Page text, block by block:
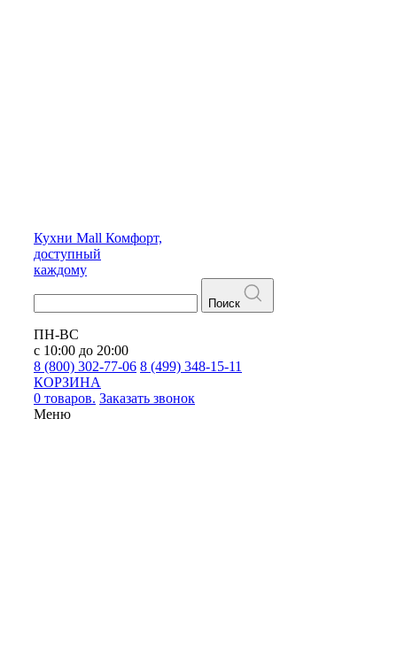
Кухни Mall Комфорт,
доступный
каждому
Поиск
ПН-ВС
с 10:00 до 20:00
8 (800) 302-77-06 8 (499) 348-15-11
КОРЗИНА
0 товаров. Заказать звонок
Меню